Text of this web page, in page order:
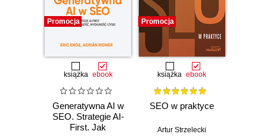
Promocja
książka ebook
Generatywna AI w
SEO. Strategie AI-
First. Jak
Promocja
książka ebook
SEO w praktyce
Artur Strzelecki